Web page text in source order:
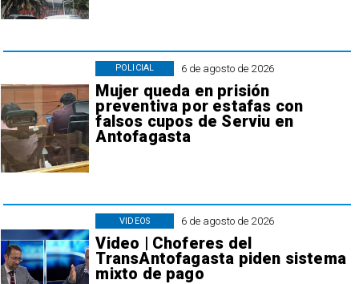
6 de agosto de 2026
Mujer queda en prisión
preventiva por estafas con
falsos cupos de Serviu en
Antofagasta
POLICIAL
6 de agosto de 2026
Video | Choferes del
TransAntofagasta piden sistema
mixto de pago
VIDEOS